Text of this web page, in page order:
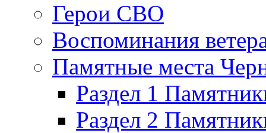
Герои СВО
Воспоминания
Памятные места
Раздел 1
Раздел 2